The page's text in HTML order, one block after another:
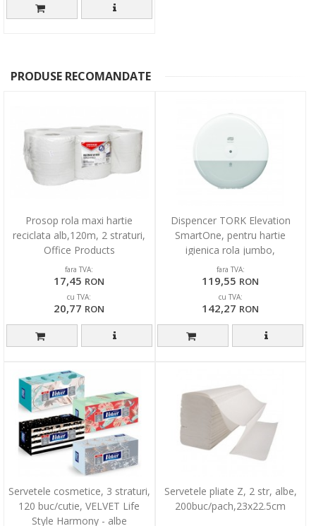
PRODUSE RECOMANDATE
Prosop rola maxi hartie
reciclata alb,120m, 2 straturi,
Office Products
fara TVA:
17,45 RON
cu TVA:
20,77 RON
Dispencer TORK Elevation
SmartOne, pentru hartie
igienica rola jumbo,
268x269x157mm - alb
fara TVA:
119,55 RON
cu TVA:
142,27 RON
Servetele cosmetice, 3 straturi,
120 buc/cutie, VELVET Life
Style Harmony - albe
Servetele pliate Z, 2 str, albe,
200buc/pach,23x22.5cm